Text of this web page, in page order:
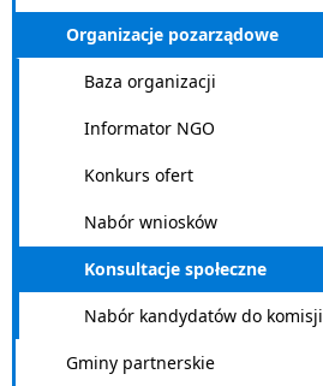
Organizacje pozarządowe
Baza organizacji
Informator NGO
Konkurs ofert
Nabór wniosków
Konsultacje społeczne
Nabór kandydatów do komisji
Gminy partnerskie